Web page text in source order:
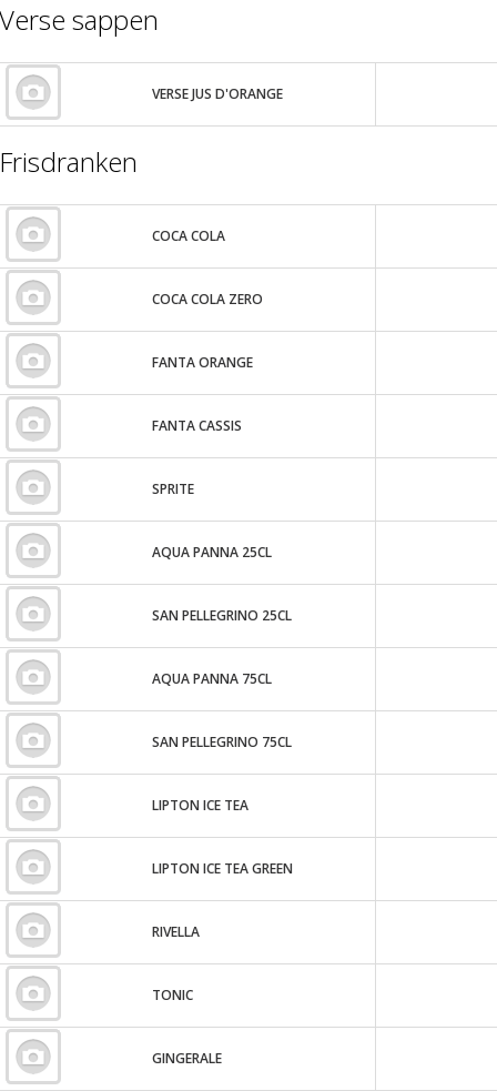
Verse sappen
VERSE JUS D'ORANGE
Frisdranken
COCA COLA
COCA COLA ZERO
FANTA ORANGE
FANTA CASSIS
SPRITE
AQUA PANNA 25CL
SAN PELLEGRINO 25CL
AQUA PANNA 75CL
SAN PELLEGRINO 75CL
LIPTON ICE TEA
LIPTON ICE TEA GREEN
RIVELLA
TONIC
GINGERALE